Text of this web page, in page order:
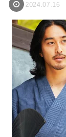
2024.07.16